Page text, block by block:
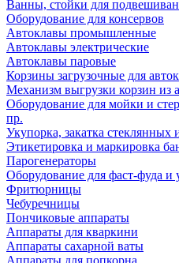
Ванны, стойки для
Оборудование для консервов
Автоклавы промышленные
Автоклавы электрические
Автоклавы паровые
Корзины загрузочные для
Механизм выгрузки корзин из
Оборудование для мойки и
пр.
Укупорка, закатка стеклянных
Этикетировка и маркировка
Парогенераторы
Оборудование для фаст-фуда и
Фритюрницы
Чебуречницы
Пончиковые аппараты
Аппараты для кваркини
Аппараты сахарной ваты
Аппараты для попкорна